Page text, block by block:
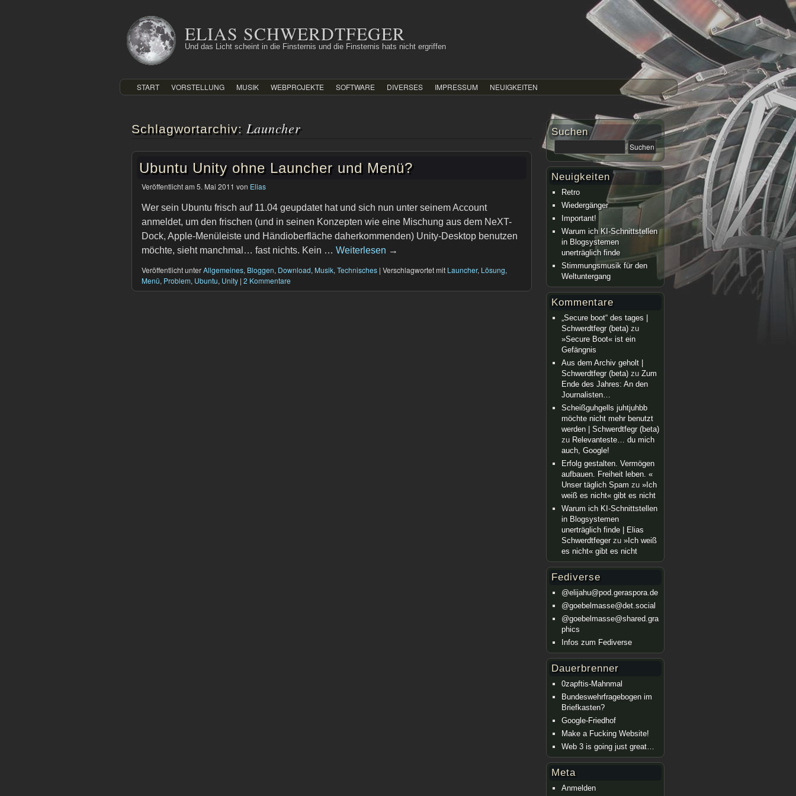
Inhalt
springen
ELIAS SCHWERDTFEGER
Und das Licht scheint in die Finsternis und die Finsternis hats nicht ergriffen
START VORSTELLUNG MUSIK WEBPROJEKTE SOFTWARE DIVERSES IMPRESSUM NEUIGKEITEN
Schlagwortarchiv: Launcher
Ubuntu Unity ohne Launcher und Menü?
Veröffentlicht am 5. Mai 2011 von Elias
Wer sein Ubuntu frisch auf 11.04 geupdatet hat und sich nun unter seinem Account
anmeldet, um den frischen (und in seinen Konzepten wie eine Mischung aus dem NeXT-
Dock, Apple-Menüleiste und Händioberfläche daherkommenden) Unity-Desktop benutzen
möchte, sieht manchmal… fast nichts. Kein … Weiterlesen →
Veröffentlicht unterAllgemeines, Bloggen, Download, Musik, Technisches | Verschlagwortet mit Launcher, Lösung,
Menü, Problem, Ubuntu, Unity | 2 Kommentare
Suchen
Neuigkeiten
Retro
Wiedergänger
Important!
Warum ich KI-Schnittstellen
in Blogsystemen
unerträglich finde
Stimmungsmusik für den
Weltuntergang
Kommentare
„Secure boot“ des tages |
Schwerdtfegr (beta)zu
»Secure Boot« ist ein
Gefängnis
Aus dem Archiv geholt |
Schwerdtfegr (beta)zu Zum
Ende des Jahres: An den
Journalisten…
Scheißguhgells juhtjuhbb
möchte nicht mehr benutzt
werden | Schwerdtfegr (beta)
zu Relevanteste… du mich
auch, Google!
Erfolg gestalten. Vermögen
aufbauen. Freiheit leben. «
Unser täglich Spam zu »Ich
weiß es nicht« gibt es nicht
Warum ich KI-Schnittstellen
in Blogsystemen
unerträglich finde | Elias
Schwerdtfegerzu »Ich weiß
es nicht« gibt es nicht
Fediverse
@elijahu@pod.geraspora.de
@goebelmasse@det.social
@goebelmasse@shared.gra
phics
Infos zum Fediverse
Dauerbrenner
0zapftis-Mahnmal
Bundeswehrfragebogen im
Briefkasten?
Google-Friedhof
Make a Fucking Website!
Web 3 is going just great…
Meta
Anmelden